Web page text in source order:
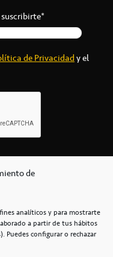
de
analíticos y para mostrarte
a partir de tus hábitos
Puedes configurar o rechazar
de Privacidady el